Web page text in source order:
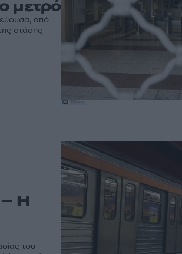
μετρό
από
στάσης
– Η
του